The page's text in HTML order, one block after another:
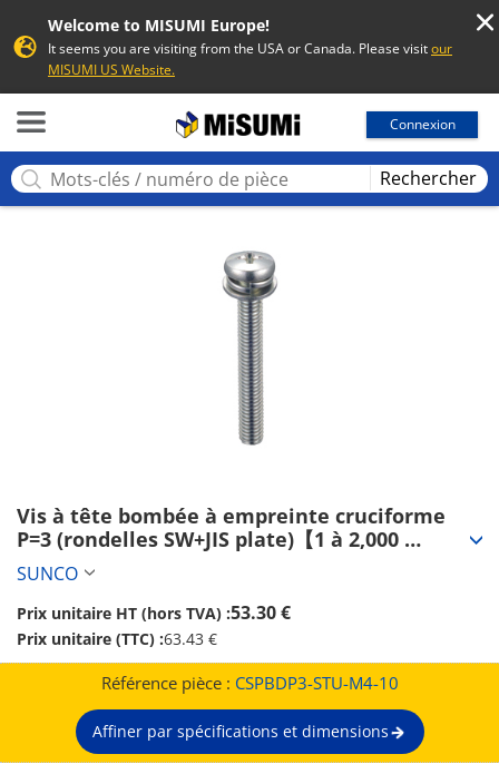
Welcome to MISUMI Europe!
It seems you are visiting from the USA or Canada. Please visitour
MISUMI US Website.
Connexion
Rechercher
Vis à tête bombée à empreinte cruciforme
P=3 (rondelles SW+JIS plate)【1 à 2,000
pièces】 (CSPBDP3-STU-M4-10)
SUNCO
Prix unitaire HT (hors TVA) :53.30 €
Prix unitaire (TTC) :63.43 €
Référence pièce : CSPBDP3-STU-M4-10
Affiner par spécifications et dimensions